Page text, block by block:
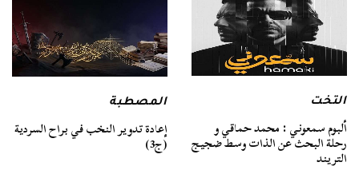
التخت
ألبوم سمعوني : محمد حماقي و
رحلة البحث عن الذات وسط ضجيج
التريند
المصطبة
إعادة تدوير النخب في براح السردية
(ج3)